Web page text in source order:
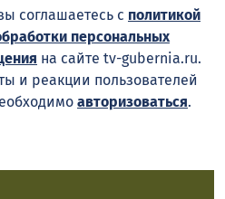
соглашаетесь с политикой
персональных
на сайте tv-gubernia.ru.
и реакции пользователей
авторизоваться.